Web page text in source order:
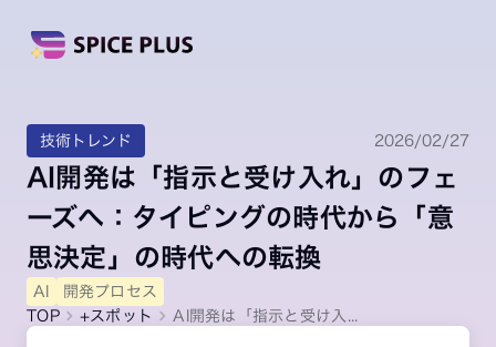
技術トレンド 2026/02/27
AI開発は「指示と受け入れ」のフェ
ーズへ：タイピングの時代から「意
思決定」の時代への転換
AI
開発プロセス
TOP
+スポット AI開発は「指示と受け入...